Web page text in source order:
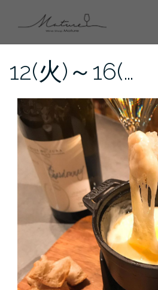
12(火)～16(…